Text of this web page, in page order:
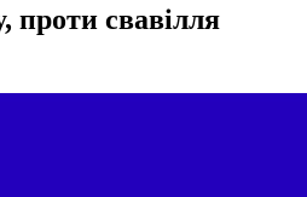
проти свавілля